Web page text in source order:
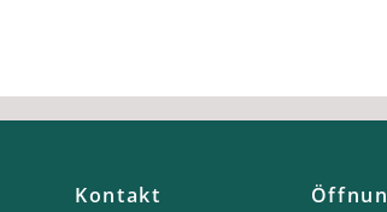
Kontakt